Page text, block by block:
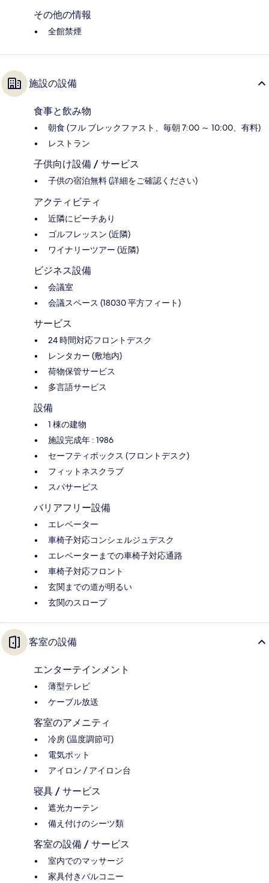
その他の情報
全館禁煙
施設の設備
食事と飲み物
朝食 (フル ブレックファスト、毎朝 7:00 ～ 10:00、有料)
レストラン
子供向け設備 / サービス
子供の宿泊無料 (詳細をご確認ください)
アクティビティ
近隣にビーチあり
ゴルフレッスン (近隣)
ワイナリーツアー (近隣)
ビジネス設備
会議室
会議スペース (18030 平方フィート)
サービス
24 時間対応フロントデスク
レンタカー (敷地内)
荷物保管サービス
多言語サービス
設備
1 棟の建物
施設完成年 : 1986
セーフティボックス (フロントデスク)
フィットネスクラブ
スパサービス
バリアフリー設備
エレベーター
車椅子対応コンシェルジュデスク
エレベーターまでの車椅子対応通路
車椅子対応フロント
玄関までの道が明るい
玄関のスロープ
客室の設備
エンターテインメント
薄型テレビ
ケーブル放送
客室のアメニティ
冷房 (温度調節可)
電気ポット
アイロン / アイロン台
寝具 / サービス
遮光カーテン
備え付けのシーツ類
客室の設備 / サービス
室内でのマッサージ
家具付きバルコニー